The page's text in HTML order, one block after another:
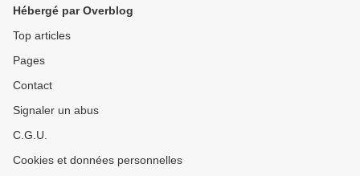
Hébergé par Overblog
Top articles
Pages
Contact
Signaler un abus
C.G.U.
Cookies et données personnelles